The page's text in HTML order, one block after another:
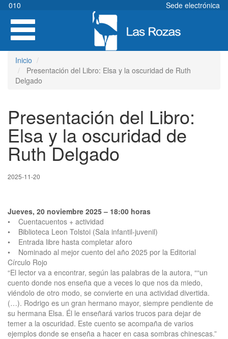
Pasar
contenido
principal
010
Sede electrónica
Toggle
navigation
Inicio
Presentación del Libro: Elsa y la oscuridad de Ruth
Delgado
Presentación del Libro:
Elsa y la oscuridad de
Ruth Delgado
2025-11-20
Jueves, 20 noviembre 2025 – 18:00 horas
• Cuentacuentos + actividad
• Biblioteca Leon Tolstoi (Sala infantil-juvenil)
• Entrada libre hasta completar aforo
• Nominado al mejor cuento del año 2025 por la Editorial
Círculo Rojo
“El lector va a encontrar, según las palabras de la autora, ““un
cuento donde nos enseña que a veces lo que nos da miedo,
viéndolo de otro modo, se convierte en una actividad divertida.
(…). Rodrigo es un gran hermano mayor, siempre pendiente de
su hermana Elsa. Él le enseñará varios trucos para dejar de
temer a la oscuridad. Este cuento se acompaña de varios
ejemplos donde se enseña a hacer en casa sombras chinescas.”